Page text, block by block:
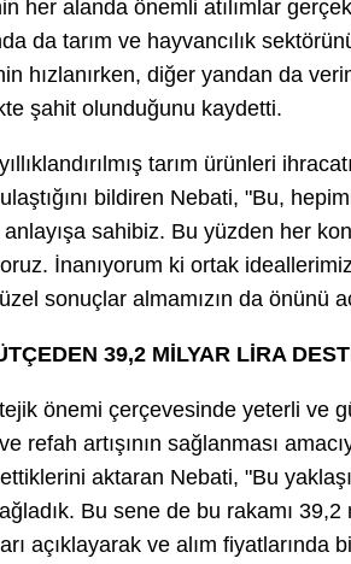
her alanda önemli atılımlar
da tarım ve hayvancılık
hızlanırken, diğer yandan da
şahit olunduğunu kaydetti.
tarım ürünleri
bildiren Nebati, "Bu,
sahibiz. Bu yüzden her
İnanıyorum ki ortak
sonuçlar almamızın da önünü
39,2 MİLYAR LİRA
önemi çerçevesinde yeterli ve
refah artışının sağlanması
aktaran Nebati, "Bu
Bu sene de bu rakamı
açıklayarak ve alım fiyatlarında